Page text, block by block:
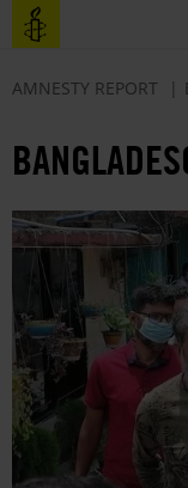
Direkt
zum
Benutzermenü
AMNESTY REPORT